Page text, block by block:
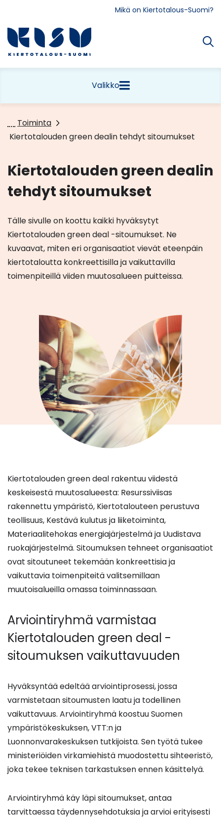
Mikä on Kiertotalous-Suomi?
Etusivu
Valikko
Toiminta
Kiertotalouden green dealin tehdyt sitoumukset
Kiertotalouden green dealin
tehdyt sitoumukset
Tälle sivulle on koottu kaikki hyväksytyt
Kiertotalouden green deal -sitoumukset. Ne
kuvaavat, miten eri organisaatiot vievät eteenpäin
kiertotaloutta konkreettisilla ja vaikuttavilla
toimenpiteillä viiden muutosalueen puitteissa.
Kiertotalouden green deal rakentuu viidestä
keskeisestä muutosalueesta: Resurssiviisas
rakennettu ympäristö, Kiertotalouteen perustuva
teollisuus, Kestävä kulutus ja liiketoiminta,
Materiaalitehokas energiajärjestelmä ja Uudistava
ruokajärjestelmä. Sitoumuksen tehneet organisaatiot
ovat sitoutuneet tekemään konkreettisia ja
vaikuttavia toimenpiteitä valitsemillaan
muutoisalueilla omassa toiminnassaan.
Arviointiryhmä varmistaa
Kiertotalouden green deal -
sitoumuksen vaikuttavuuden
Hyväksyntää edeltää arviointiprosessi, jossa
varmistetaan sitoumusten laatu ja todellinen
vaikuttavuus. Arviointiryhmä koostuu Suomen
ympäristökeskuksen, VTT:n ja
Luonnonvarakeskuksen tutkijoista. Sen työtä tukee
ministeriöiden virkamiehistä muodostettu sihteeristö,
joka tekee teknisen tarkastuksen ennen käsittelyä.
Arviointiryhmä käy läpi sitoumukset, antaa
tarvittaessa täydennysehdotuksia ja arvioi erityisesti